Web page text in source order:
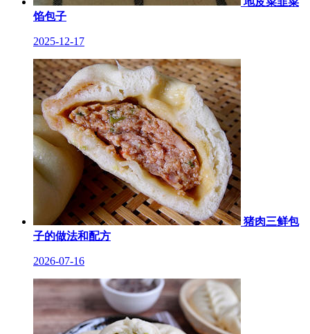
馅包子
2025-12-17
猪肉三鲜包
子的做法和配方
2026-07-16